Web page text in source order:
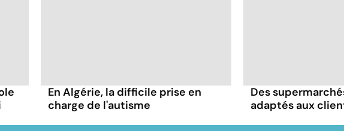
En Algérie, la difficile prise en
charge de l'autisme
Des
adaptés aux